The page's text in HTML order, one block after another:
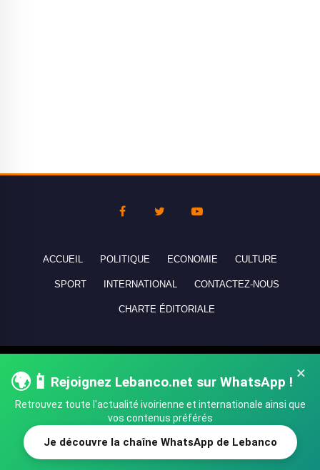
SHARE TWEET
×
🌍📱 Rejoignez Lebanco.net sur WhatsApp !
Retrouvez toute l'actualité ivoirienne et internationale ainsi que
vos contenus préférés
Je découvre la chaîne WhatsApp de Lebanco
ACCUEIL POLITIQUE ECONOMIE CULTURE
SPORT INTERNATIONAL CONTACTEZ-NOUS
CHARTE ÉDITORIALE
réservés - All rights reserved.